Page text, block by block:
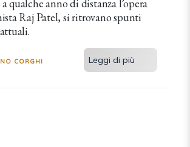
qualche anno di distanza l’opera
Raj Patel, si ritrovano spunti
CORGHI Leggi di più